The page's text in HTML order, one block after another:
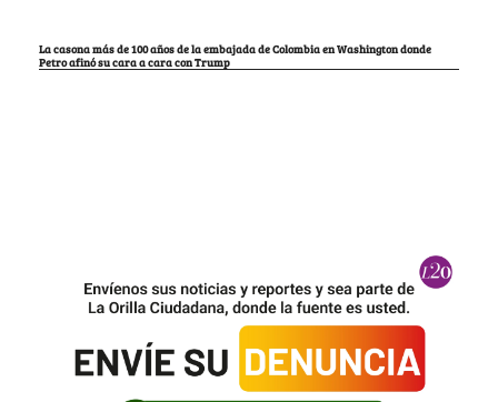
La casona más de 100 años de la embajada de Colombia en Washington donde
Petro afinó su cara a cara con Trump